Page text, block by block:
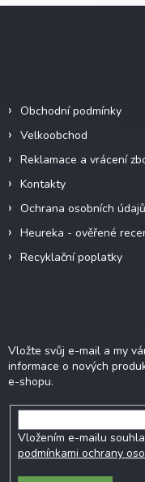
Obchodní podmínky
Velkoobchod
Reklamace a vrácení
Kontakty
Ochrana osobních údajů
Heureka - ověřené
Recyklační poplatky
Vložte svůj e-mail a my
informace o nových
e-shopu.
Vložením e-mailu
podmínkami ochrany